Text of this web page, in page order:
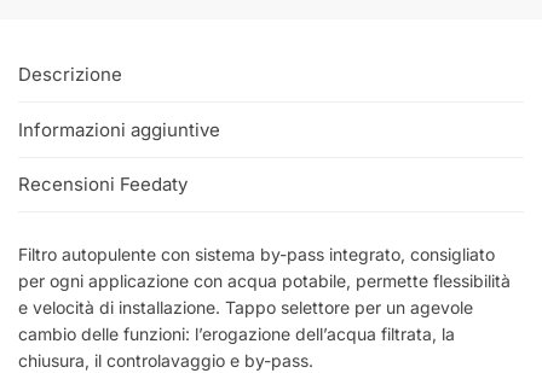
Descrizione
Informazioni aggiuntive
Recensioni Feedaty
Filtro autopulente con sistema by-pass integrato, consigliato
per ogni applicazione con acqua potabile, permette flessibilità
e velocità di installazione. Tappo selettore per un agevole
cambio delle funzioni: l’erogazione dell’acqua filtrata, la
chiusura, il controlavaggio e by-pass.